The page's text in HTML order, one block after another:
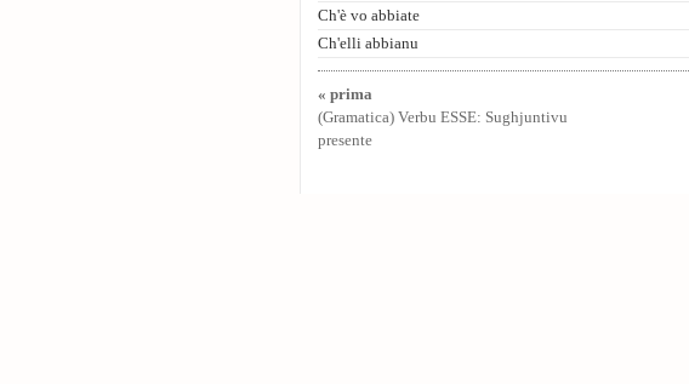
Ch'è vo abbiate
Ch'elli abbianu
« prima
(Gramatica) Verbu ESSE: Sughjuntivu
presente